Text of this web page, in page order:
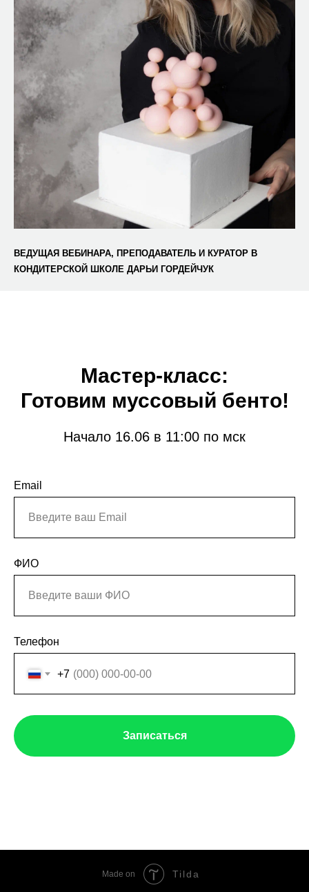
ВЕДУЩАЯ ВЕБИНАРА, ПРЕПОДАВАТЕЛЬ И КУРАТОР В
КОНДИТЕРСКОЙ ШКОЛЕ ДАРЬИ ГОРДЕЙЧУК
Мастер-класс:
Готовим муссовый бенто!
Начало 16.06 в 11:00 по мск
Email
ФИО
Телефон
+7
Записаться
Made on Tilda